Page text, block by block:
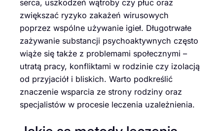
serca, uszkodzeń wątroby czy płuc oraz
zwiększać ryzyko zakażeń wirusowych
poprzez wspólne używanie igieł. Długotrwałe
zażywanie substancji psychoaktywnych często
wiąże się także z problemami społecznymi –
utratą pracy, konfliktami w rodzinie czy izolacją
od przyjaciół i bliskich. Warto podkreślić
znaczenie wsparcia ze strony rodziny oraz
specjalistów w procesie leczenia uzależnienia.